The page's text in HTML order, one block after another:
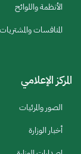
الأنظمة واللوائح
المنافسات والمشتريات
المركز الإعلامي
الصور والمرئيات
أخبار الوزارة